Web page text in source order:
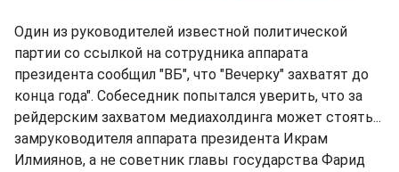
Один из руководителей известной политической
партии со ссылкой на сотрудника аппарата
президента сообщил "ВБ", что "Вечерку" захватят до
конца года". Собеседник попытался уверить, что за
рейдерским захватом медиахолдинга может стоять...
замруководителя аппарата президента Икрам
Илмиянов, а не советник главы государства Фарид